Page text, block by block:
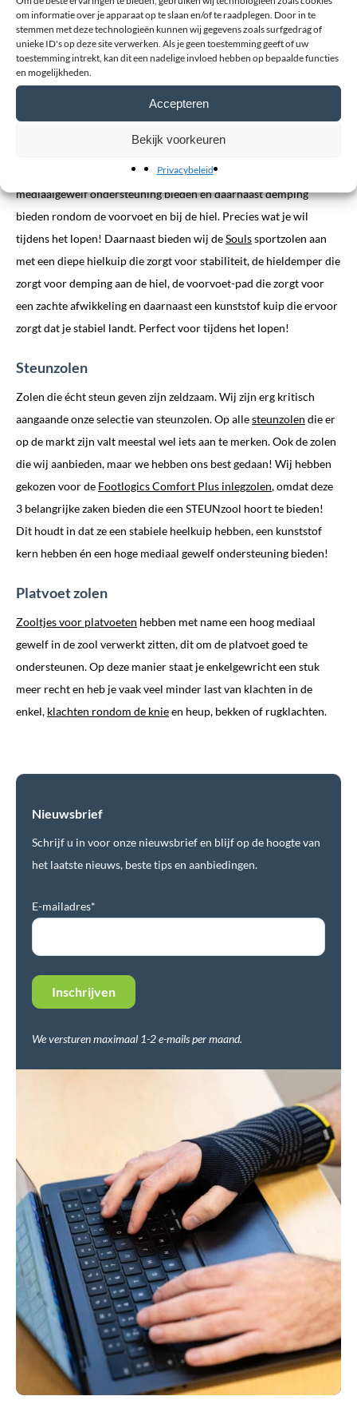
om informatie over je apparaat op te slaan en/of te raadplegen. Door in te
stemmen met deze technologieën kunnen wij gegevens zoals surfgedrag of
unieke ID's op deze site verwerken. Als je geen toestemming geeft of uw
toestemming intrekt, kan dit een nadelige invloed hebben op bepaalde functies
en mogelijkheden.
Accepteren
Bekijk voorkeuren
Privacybeleid
Sport inlegzolen
Sportzolen
Wij hebben een selectie gemaakt van diverse sportzolen waarvan
Footlogics sportzolen
een uiterst goed voetenbed hebben, een gemiddelde
mediaalgewelf ondersteuning bieden en daarnaast demping
bieden rondom de voorvoet en bij de hiel. Precies wat je wil
tijdens het lopen! Daarnaast bieden wij deSoulssportzolen aan
met een diepe hielkuip die zorgt voor stabiliteit, de hieldemper die
zorgt voor demping aan de hiel, de voorvoet-pad die zorgt voor
een zachte afwikkeling en daarnaast een kunststof kuip die ervoor
zorgt dat je stabiel landt. Perfect voor tijdens het lopen!
Steunzolen
Zolen die écht steun geven zijn zeldzaam. Wij zijn erg kritisch
aangaande onze selectie van steunzolen. Op allesteunzolen die er
op de markt zijn valt meestal wel iets aan te merken. Ook de zolen
die wij aanbieden, maar we hebben ons best gedaan! Wij hebben
gekozen voor de Footlogics Comfort Plus inlegzolen, omdat deze
3 belangrijke zaken bieden die een STEUNzool hoort te bieden!
Dit houdt in dat ze een stabiele heelkuip hebben, een kunststof
kern hebben én een hoge mediaal gewelf ondersteuning bieden!
Platvoet zolen
Zooltjes voor platvoeten hebben met name een hoog mediaal
gewelf in de zool verwerkt zitten, dit om de platvoet goed te
ondersteunen. Op deze manier staat je enkelgewricht een stuk
meer recht en heb je vaak veel minder last van klachten in de
enkel, klachten rondom de knieen heup, bekken of rugklachten.
Nieuwsbrief
Schrijf u in voor onze nieuwsbrief en blijf op de hoogte van
het laatste nieuws, beste tips en aanbiedingen.
E-mailadres*
We versturen maximaal 1-2 e-mails per maand.